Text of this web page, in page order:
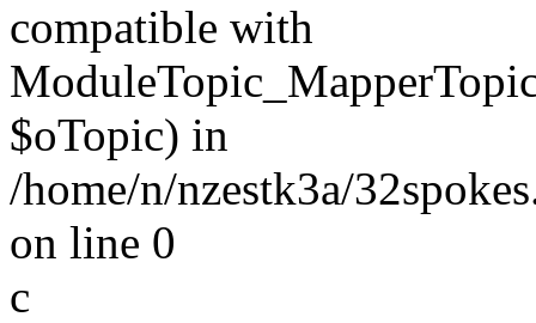
compatible with
$oTopic) in
/home/n/nzestk3a/
on line 0
с